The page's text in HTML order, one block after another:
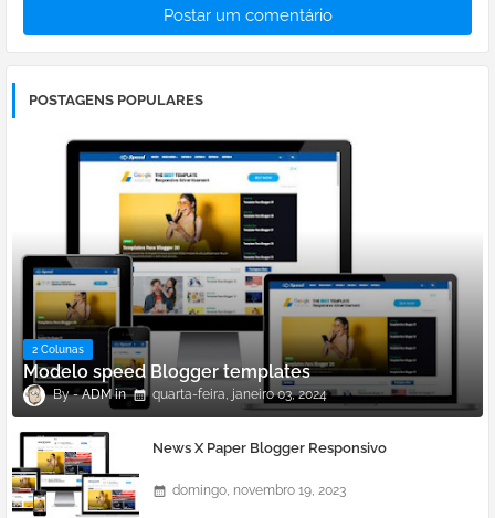
Postar um comentário
POSTAGENS POPULARES
2 Colunas
Modelo speed Blogger templates
ADM quarta-feira, janeiro 03, 2024
News X Paper Blogger Responsivo
domingo, novembro 19, 2023